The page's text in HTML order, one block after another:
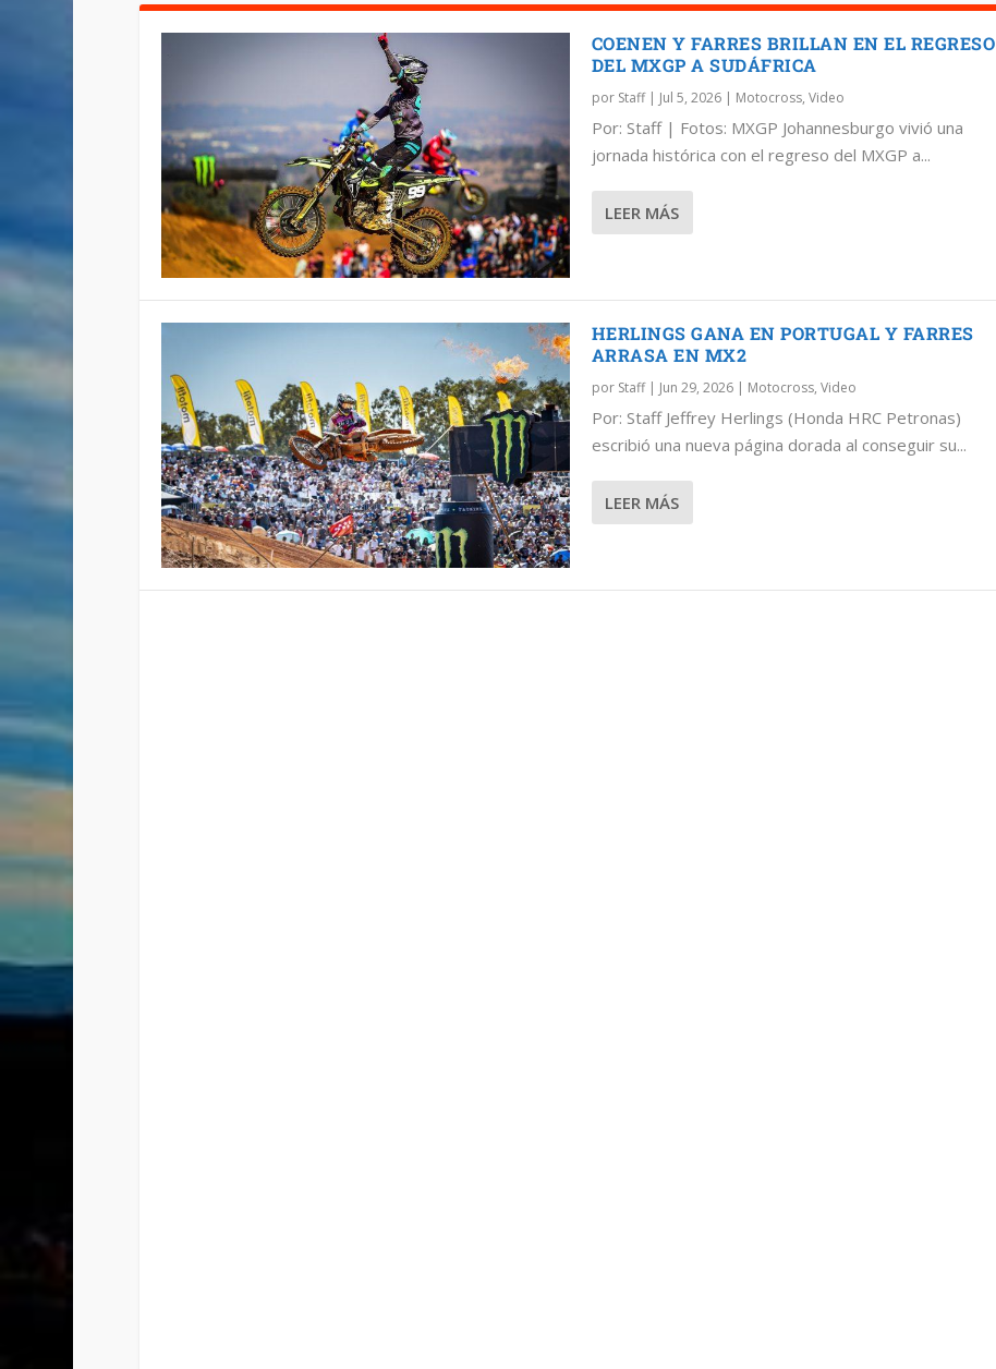
HERLINGS GANA EN PORTUGAL Y FARRES ARRASA EN MX2
Publicado porStaff|Jun 29, 2026|Motocross, Video
COENEN Y FARRES BRILLAN EN EL REGRESO
DEL MXGP A SUDÁFRICA
por Staff| Jul 5, 2026| Motocross, Video
Por: Staff | Fotos: MXGP Johannesburgo vivió una
jornada histórica con el regreso del MXGP a...
LEER MÁS
HERLINGS GANA EN PORTUGAL Y FARRES
ARRASA EN MX2
por Staff| Jun 29, 2026| Motocross, Video
Por: Staff Jeffrey Herlings (Honda HRC Petronas)
escribió una nueva página dorada al conseguir su...
LEER MÁS